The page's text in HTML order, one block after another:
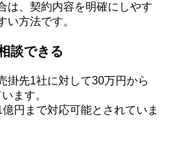
は、契約内容を明確にしやす
い方法です。
談できる
掛先1社に対して30万円から
ます。
円まで対応可能とされていま